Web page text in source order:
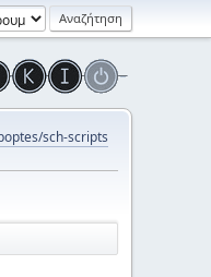
sch-scripts